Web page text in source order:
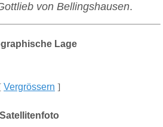
von Bellingshausen.
Lage
Vergrössern ]
Satellitenfoto